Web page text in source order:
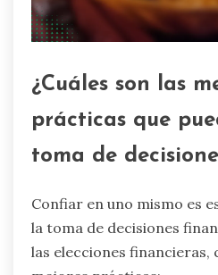
¿Cuáles son las
prácticas que
toma de
Confiar en uno mismo es
la toma de decisiones
las elecciones financieras,